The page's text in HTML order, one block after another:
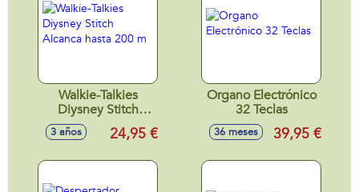
Walkie-Talkies
Diysney Stitch
Alcanca hasta 200
3 años 24,95 €
Organo Electrónico
32 Teclas
36 meses 39,95 €